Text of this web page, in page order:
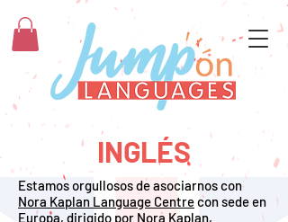
INGLÉS
Estamos orgullosos de asociarnos con
Nora Kaplan Language Centrecon sede en
Europa, dirigido por Nora Kaplan,